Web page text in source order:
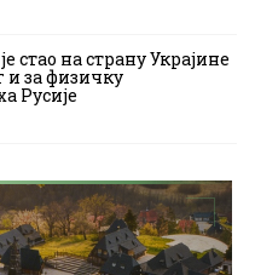
стао на страну Украјине
за физичку
Русије